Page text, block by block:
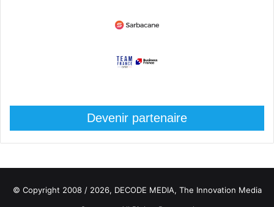
Devenir partenaire
© Copyright 2008 / 2026, DECODE MEDIA, The Innovation Media